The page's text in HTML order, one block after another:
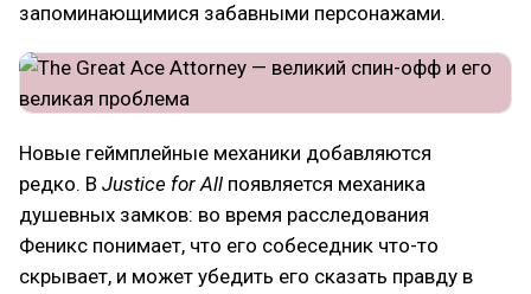
запоминающимися забавными персонажами.
Новые геймплейные механики добавляются
редко. В Justice for All появляется механика
душевных замков: во время расследования
Феникс понимает, что его собеседник что-то
скрывает, и может убедить его сказать правду в